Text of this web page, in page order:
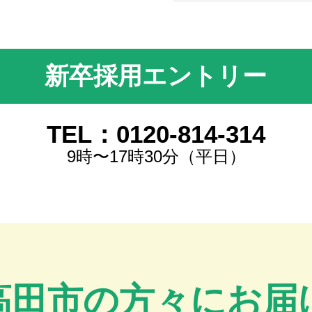
新卒採用エントリー
TEL：0120-814-314
9時〜17時30分（平日）
田市の方々にお届